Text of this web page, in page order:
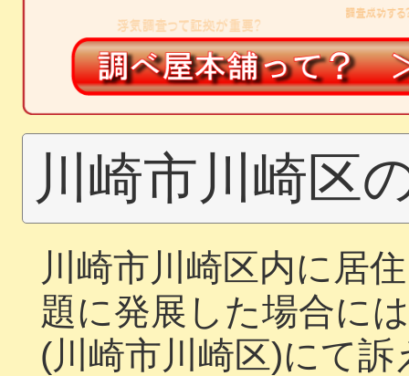
川崎市川崎区
川崎市川崎区内に居
題に発展した場合に
(川崎市川崎区)にて